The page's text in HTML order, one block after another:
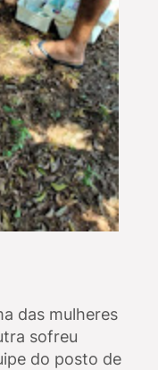
das mulheres
sofreu
do posto de